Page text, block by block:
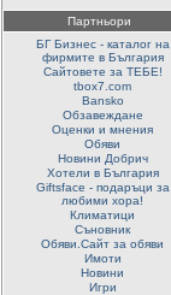
Партньори
БГ Бизнес - каталог на
фирмите в България
Сайтовете за ТЕБЕ!
tbox7.com
Bansko
Обзавеждане
Оценки и мнения
Обяви
Новини Добрич
Хотели в България
Giftsface - подаръци за
любими хора!
Климатици
Съновник
Обяви.Сайт за обяви
Имоти
Новини
Игри